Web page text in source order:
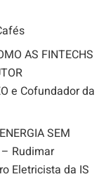
AS FINTECHS
e Cofundador da
SEM
– Rudimar
Eletricista da IS